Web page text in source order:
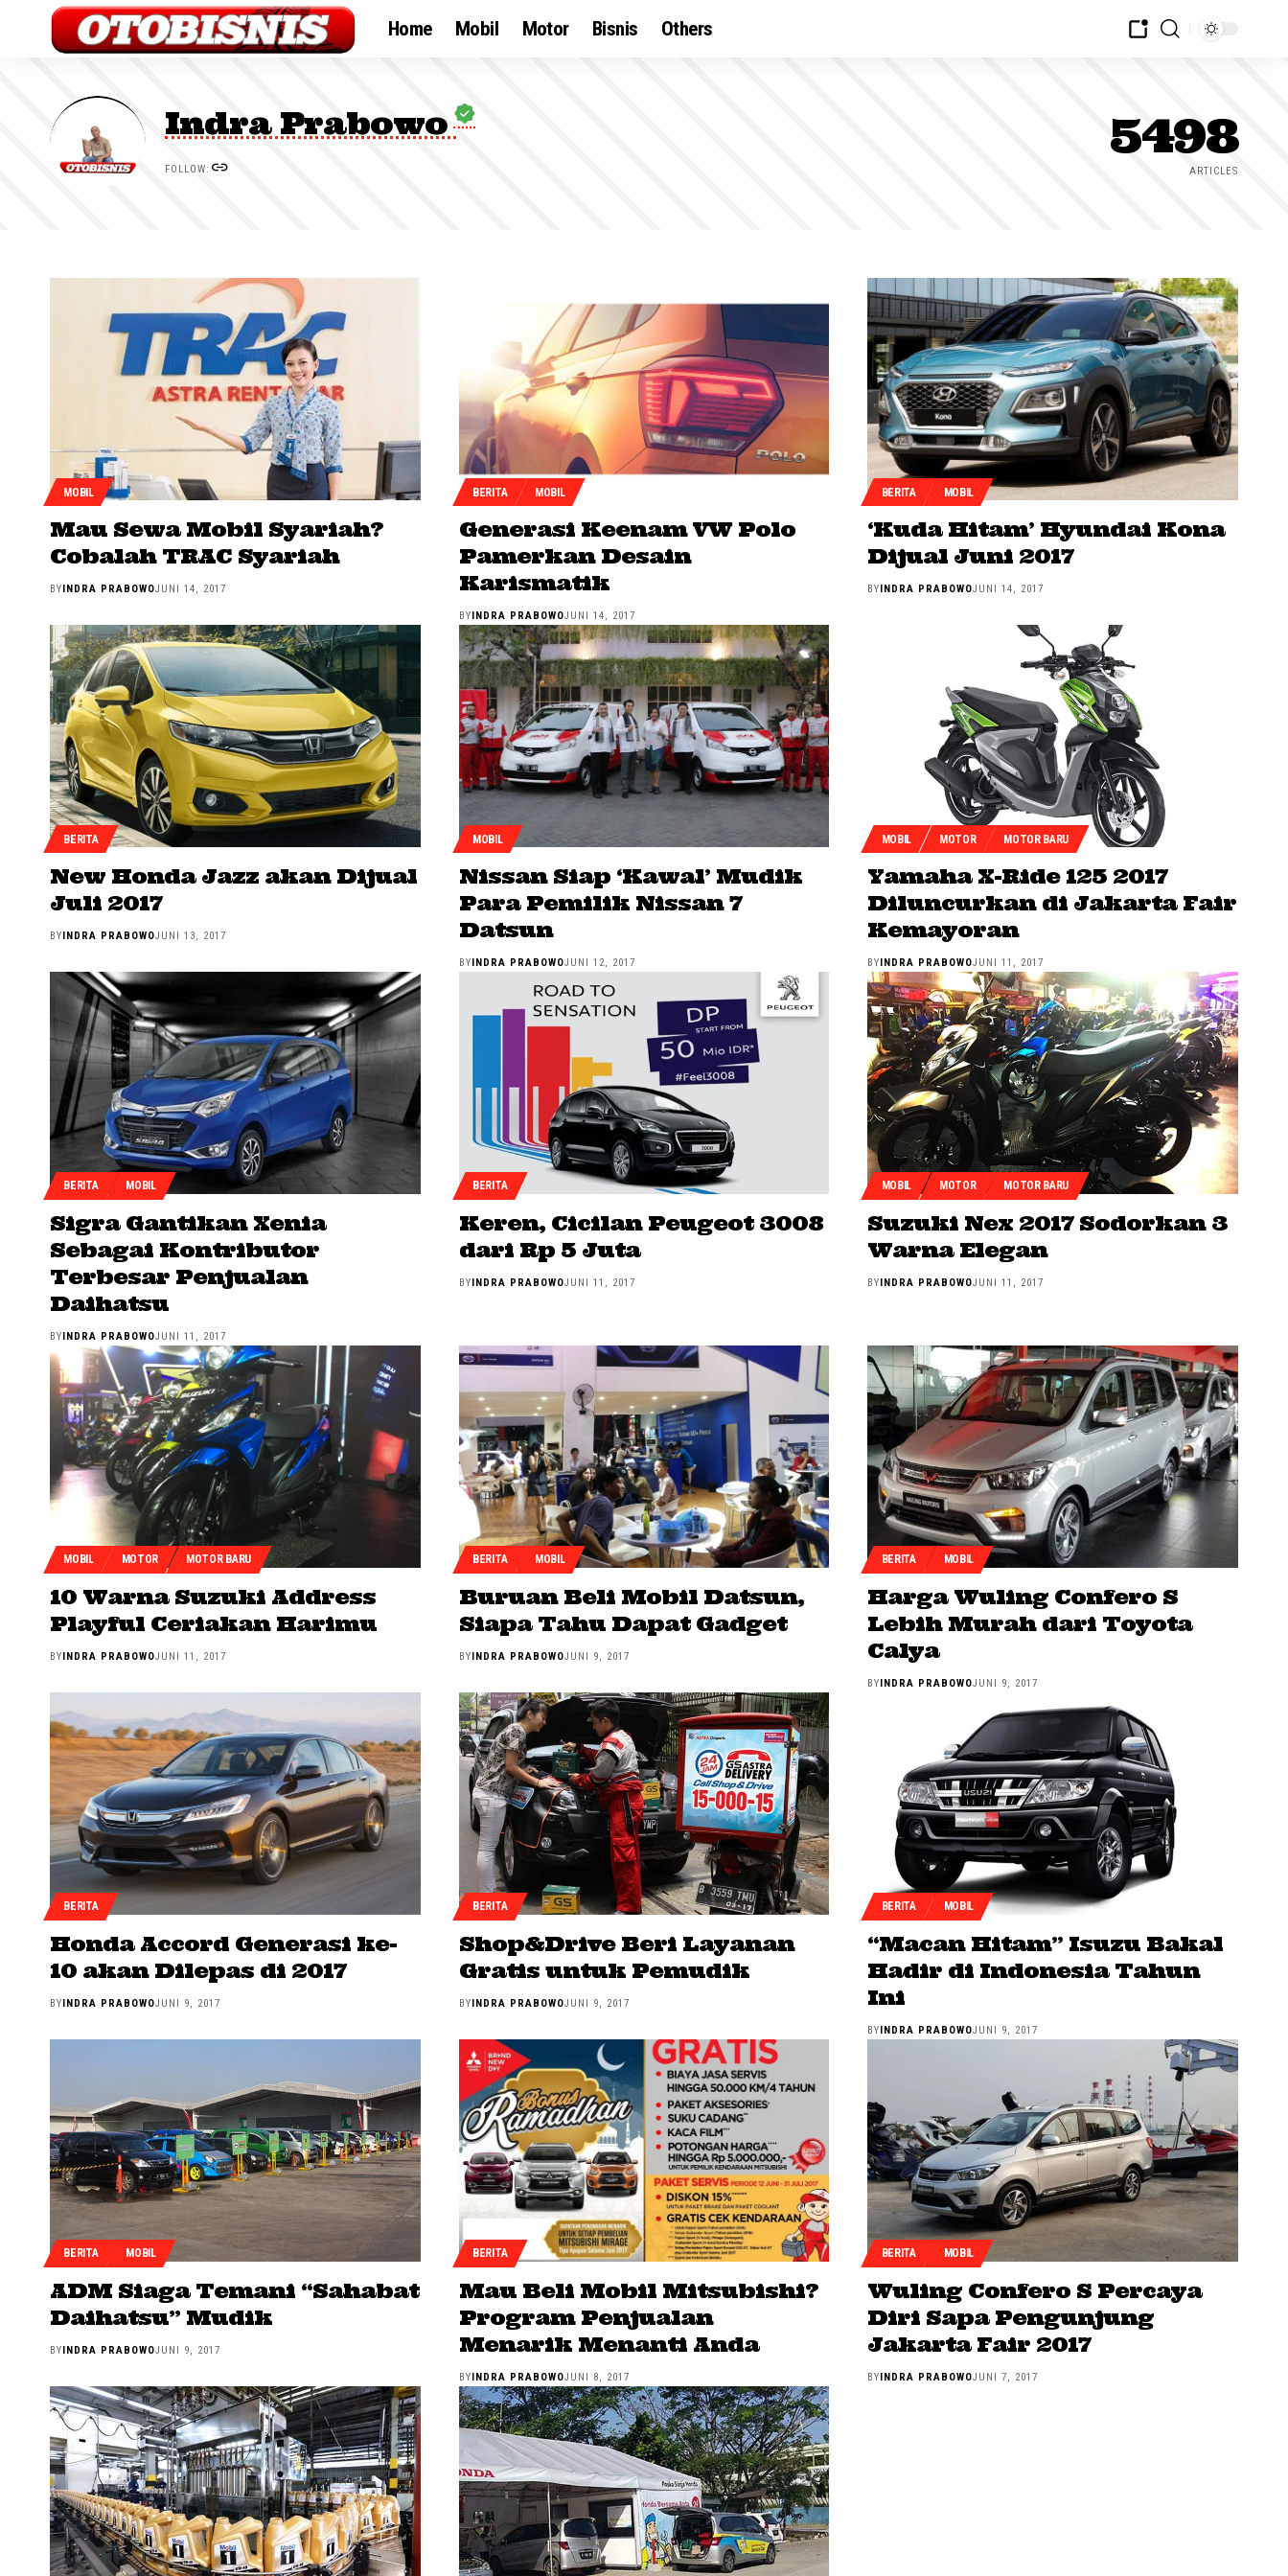
Home Mobil Motor Bisnis Others
Indra Prabowo
FOLLOW:
5498
ARTICLES
MOBIL
Mau Sewa Mobil Syariah?
Cobalah TRAC Syariah
BYINDRA PRABOWOJUNI 14, 2017
BERITA MOBIL
Generasi Keenam VW Polo
Pamerkan Desain
Karismatik
BYINDRA PRABOWOJUNI 14, 2017
BERITA MOBIL
‘Kuda Hitam’ Hyundai Kona
Dijual Juni 2017
BYINDRA PRABOWOJUNI 14, 2017
BERITA
New Honda Jazz akan Dijual
Juli 2017
BYINDRA PRABOWOJUNI 13, 2017
MOBIL
Nissan Siap ‘Kawal’ Mudik
Para Pemilik Nissan 7
Datsun
BYINDRA PRABOWOJUNI 12, 2017
MOBIL MOTOR MOTOR BARU
Yamaha X-Ride 125 2017
Diluncurkan di Jakarta Fair
Kemayoran
BYINDRA PRABOWOJUNI 11, 2017
BERITA MOBIL
Sigra Gantikan Xenia
Sebagai Kontributor
Terbesar Penjualan
Daihatsu
BYINDRA PRABOWOJUNI 11, 2017
BERITA
Keren, Cicilan Peugeot 3008
dari Rp 5 Juta
BYINDRA PRABOWOJUNI 11, 2017
MOBIL MOTOR MOTOR BARU
Suzuki Nex 2017 Sodorkan 3
Warna Elegan
BYINDRA PRABOWOJUNI 11, 2017
MOBIL MOTOR MOTOR BARU
10 Warna Suzuki Address
Playful Ceriakan Harimu
BYINDRA PRABOWOJUNI 11, 2017
BERITA MOBIL
Buruan Beli Mobil Datsun,
Siapa Tahu Dapat Gadget
BYINDRA PRABOWOJUNI 9, 2017
BERITA MOBIL
Harga Wuling Confero S
Lebih Murah dari Toyota
Calya
BYINDRA PRABOWOJUNI 9, 2017
BERITA
Honda Accord Generasi ke-
10 akan Dilepas di 2017
BYINDRA PRABOWOJUNI 9, 2017
BERITA
Shop&Drive Beri Layanan
Gratis untuk Pemudik
BYINDRA PRABOWOJUNI 9, 2017
BERITA MOBIL
“Macan Hitam” Isuzu Bakal
Hadir di Indonesia Tahun
Ini
BYINDRA PRABOWOJUNI 9, 2017
BERITA MOBIL
ADM Siaga Temani “Sahabat
Daihatsu” Mudik
BYINDRA PRABOWOJUNI 9, 2017
BERITA
Mau Beli Mobil Mitsubishi?
Program Penjualan
Menarik Menanti Anda
BYINDRA PRABOWOJUNI 8, 2017
BERITA MOBIL
Wuling Confero S Percaya
Diri Sapa Pengunjung
Jakarta Fair 2017
BYINDRA PRABOWOJUNI 7, 2017